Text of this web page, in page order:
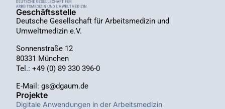
Geschäftsstelle
Deutsche Gesellschaft für Arbeitsmedizin und
Umweltmedizin e.V.
Sonnenstraße 12
80331 München
Tel.: +49 (0) 89 330 396-0
E-Mail: gs@dgaum.de
Projekte
Digitale Anwendungen in der Arbeitsmedizin